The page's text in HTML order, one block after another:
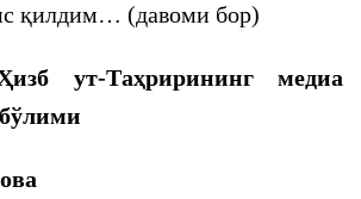
қилдим… (давоми бор)
ут-Таҳрирининг медиа